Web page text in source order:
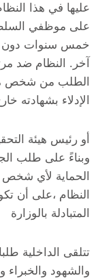
عليها في هذا
على موظفي
خمس سنوات دون
آخر. النظام ضد
الطلب من شخص
الإدلاء بشهادته
أو رئيس هيئة
وبناءً على طلب
الحماية لأي شخص
النظام ،على أن
المتبادلة بالوزارة
تتلقى الداخلية
والشهود والخبراء